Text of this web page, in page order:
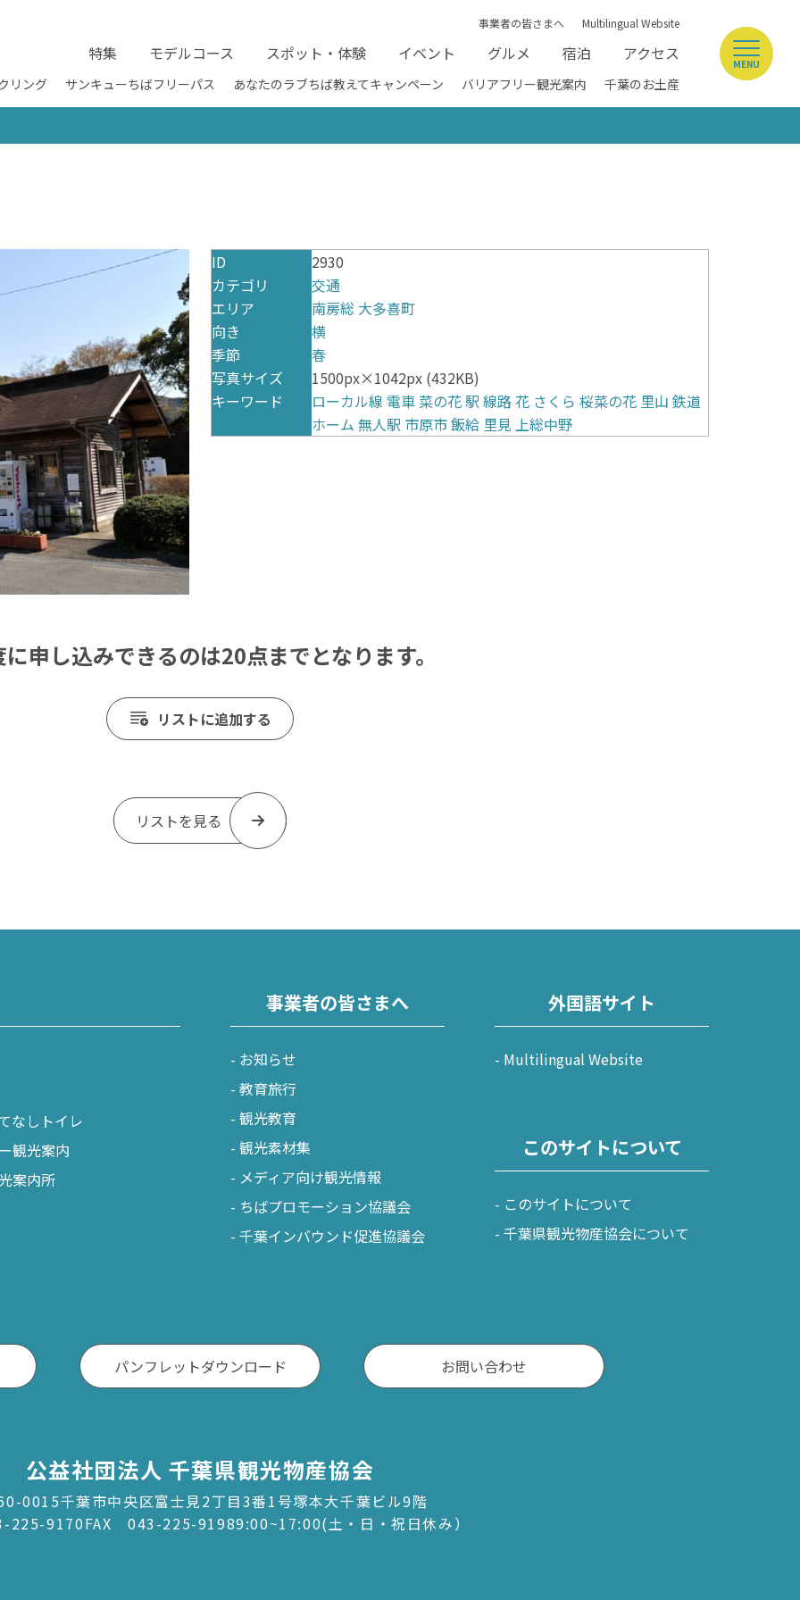
事業者の皆さまへ Multilingual Website
特集 モデルコース スポット・体験 イベント グルメ 宿泊 アクセス
リング サンキューちばフリーパス あなたのラブちば教えてキャンペーン バリアフリー観光案内 千葉のお土産
MENU
ID
2930
カテゴリ
交通
エリア
南房総 大多喜町
向き
横
季節
春
写真サイズ
1500px×1042px (432KB)
キーワード
ローカル線 電車 菜の花駅線路花 さくら 桜菜の花 里山 鉄道
ホーム 無人駅 市原市飯給 里見 上総中野
申し込みできるのは20点までとなります。
リストに追加する
リストを見る
なしトイレ
観光案内
案内所
事業者の皆さまへ
お知らせ
教育旅行
観光教育
観光素材集
メディア向け観光情報
ちばプロモーション協議会
千葉インバウンド促進協議会
外国語サイト
Multilingual Website
このサイトについて
このサイトについて
千葉県観光物産協会について
パンフレットダウンロード お問い合わせ
公益社団法人 千葉県観光物産協会
0015千葉市中央区富士見2丁目3番1号塚本大千葉ビル9階
225-9170FAX 043-225-91989:00~17:00(土・日・祝日休み）